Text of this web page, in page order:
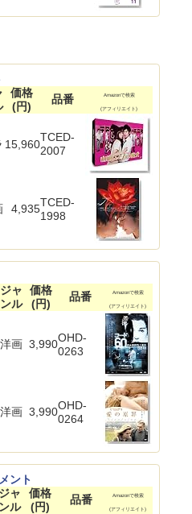
価格
(円)
品番 Amazonで検索
(アフィリエイト)
15,960
TCED-
2007
4,935TCED-
1998
ジャ
ンル
価格
(円)
品番 Amazonで検索
(アフィリエイト)
洋画 3,990OHD-
0263
洋画 3,990OHD-
0264
ント
ジャ
ンル
価格
(円)
品番 Amazonで検索
(アフィリエイト)